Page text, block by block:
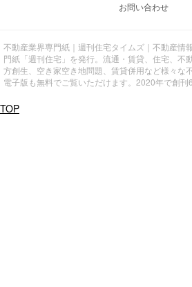
お問い合わせ
不動産業界専門紙｜週刊住宅タイムズ｜不動産情
門紙「週刊住宅」を発行。流通・賃貸、住宅、
方創生、空き家空き地問題、賃貸併用など様々
電子版も無料でご覧いただけます。2020年で創刊
TOP